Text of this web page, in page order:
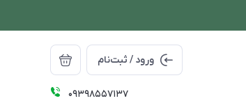
ورود / ثبت‌نام
09398557137